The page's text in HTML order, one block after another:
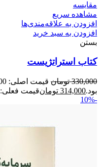
مقایسه
مشاهده سریع
افزودن به علاقه‌مندی‌ها
افزودن به سبد خرید
بستن
کتاب استراتژیست
330,000 تومان
بود.314,000 تومانقیمت فعلی: 314,000 تومان.
-10%